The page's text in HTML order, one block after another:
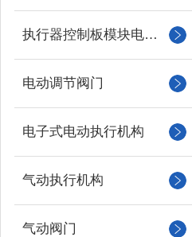
执行器控制板模块电机配件
电动调节阀门
电子式电动执行机构
气动执行机构
气动阀门